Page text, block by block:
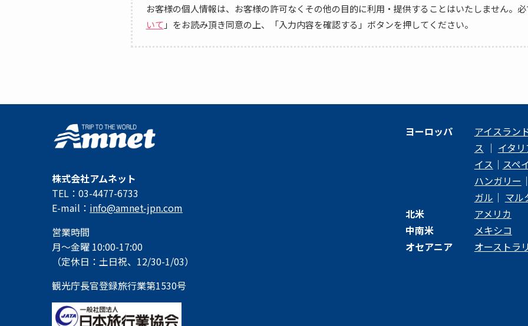
お客様の個人情報は、お客様の許可なくその他の目的に利用・提供することはいたしません。
いて 」をお読み頂き同意の上、「入力内容を確認する」ボタンを押してください。
株式会社アムネット
TEL：03-4477-6733
E-mail： info@amnet-jpn.com
営業時間
月～金曜 10:00-17:00
（定休日：土日祝、12/30-1/03）
観光庁長官登録旅行業第1530号
ヨーロッパ アイスラン
ス ｜ イタリ
イス ｜ スペ
ハンガリー ｜
ガル ｜ マル
北米
アメリカ
中南米
メキシコ
オセアニア
オーストラ